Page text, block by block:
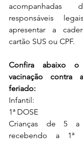
responsáveis
apresentar a
cartão SUS ou CPF.
Confira abaixo o
vacinação contra
feriado:
Infantil:
1ª DOSE
Crianças de 5
recebendo a 1ª